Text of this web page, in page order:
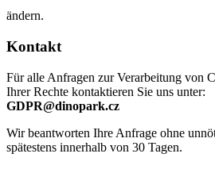
ändern.
Kontakt
Für alle Anfragen zur Verarbeitung von
Ihrer Rechte kontaktieren Sie uns unter:
GDPR@dinopark.cz
Wir beantworten Ihre Anfrage ohne
spätestens innerhalb von 30 Tagen.